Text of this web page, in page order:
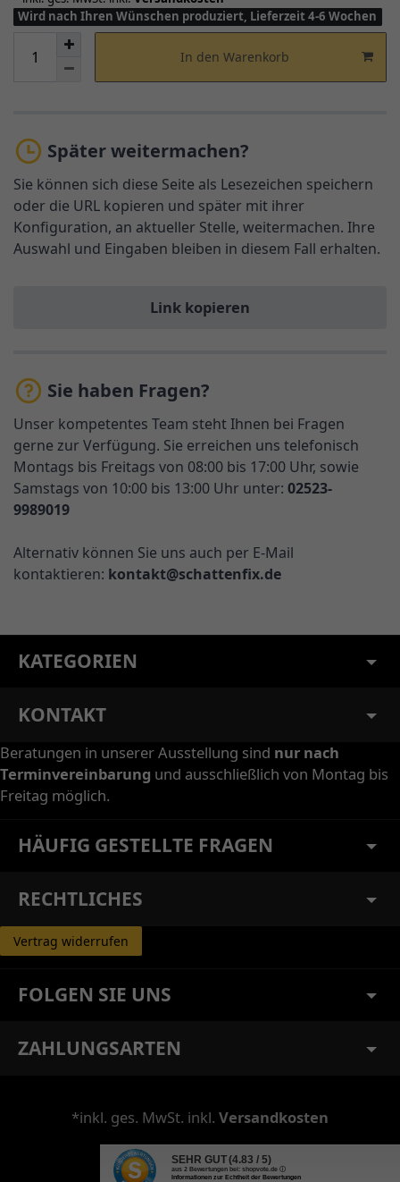
Wird nach Ihren Wünschen produziert, Lieferzeit 4-6 Wochen
In den Warenkorb
Später weitermachen?
Sie können sich diese Seite als Lesezeichen speichern
oder die URL kopieren und später mit ihrer
Konfiguration, an aktueller Stelle, weitermachen. Ihre
Auswahl und Eingaben bleiben in diesem Fall erhalten.
Link kopieren
Sie haben Fragen?
Unser kompetentes Team steht Ihnen bei Fragen
gerne zur Verfügung. Sie erreichen uns telefonisch
Montags bis Freitags von 08:00 bis 17:00 Uhr, sowie
Samstags von 10:00 bis 13:00 Uhr unter: 02523-
9989019
Alternativ können Sie uns auch per E-Mail
kontaktieren: kontakt@schattenfix.de
KATEGORIEN
KONTAKT
Beratungen in unserer Ausstellung sind nur nach
Terminvereinbarung und ausschließlich von Montag bis
Freitag möglich.
HÄUFIG GESTELLTE FRAGEN
RECHTLICHES
Vertrag widerrufen
FOLGEN SIE UNS
ZAHLUNGSARTEN
*inkl. ges. MwSt. inkl. Versandkosten
SEHR GUT(4.83 / 5)
aus 2 Bewertungen bei: shopvote.de ⓘ
Informationen zur Echtheit der Bewertungen